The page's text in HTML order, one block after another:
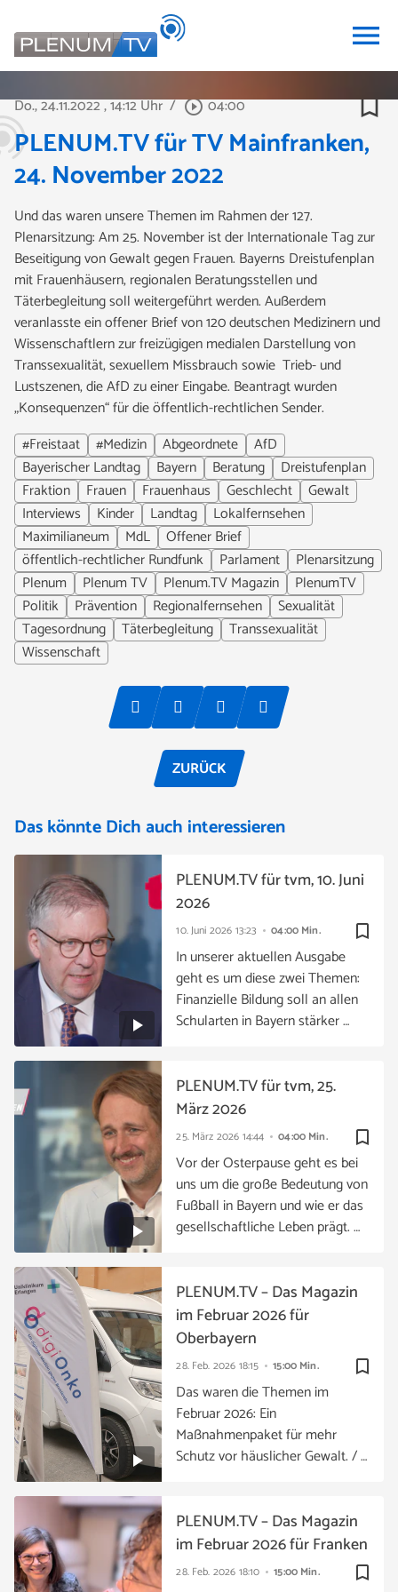
menu
Do., 24.11.2022, 14:12 Uhr / play_circle_outline04:00 bookmark_border
PLENUM.TV für TV Mainfranken,
24. November 2022
Und das waren unsere Themen im Rahmen der 127.
Plenarsitzung: Am 25. November ist der Internationale Tag zur
Beseitigung von Gewalt gegen Frauen. Bayerns Dreistufenplan
mit Frauenhäusern, regionalen Beratungsstellen und
Täterbegleitung soll weitergeführt werden. Außerdem
veranlasste ein offener Brief von 120 deutschen Medizinern und
Wissenschaftlern zur freizügigen medialen Darstellung von
Transsexualität, sexuellem Missbrauch sowie Trieb- und
Lustszenen, die AfD zu einer Eingabe. Beantragt wurden
„Konsequenzen“ für die öffentlich-rechtlichen Sender.
#Freistaat
#Medizin Abgeordnete
AfD
Bayerischer Landtag
Bayern Beratung
Dreistufenplan
Fraktion
Frauen Frauenhaus Geschlecht
Gewalt
Interviews
Kinder Landtag
Lokalfernsehen
Maximilianeum
MdL
Offener Brief
öffentlich-rechtlicher Rundfunk
Parlament
Plenarsitzung
Plenum
Plenum TV Plenum.TV Magazin
PlenumTV
Politik
Prävention Regionalfernsehen
Sexualität
Tagesordnung
Täterbegleitung
Transsexualität
Wissenschaft
ZURÜCK
Das könnte Dich auch interessieren
bookmark_border
10. Juni 2026 13:23 04:00 Min.
PLENUM.TV für tvm, 10. Juni
2026
In unserer aktuellen Ausgabe
geht es um diese zwei Themen:
Finanzielle Bildung soll an allen
Schularten in Bayern stärker …
bookmark_border
25. März 2026 14:44 04:00 Min.
PLENUM.TV für tvm, 25.
März 2026
Vor der Osterpause geht es bei
uns um die große Bedeutung von
Fußball in Bayern und wie er das
gesellschaftliche Leben prägt. …
bookmark_border
28. Feb. 2026 18:15 15:00 Min.
PLENUM.TV – Das Magazin
im Februar 2026 für
Oberbayern
Das waren die Themen im
Februar 2026: Ein
Maßnahmenpaket für mehr
Schutz vor häuslicher Gewalt. / …
bookmark_border
28. Feb. 2026 18:10 15:00 Min.
PLENUM.TV – Das Magazin
im Februar 2026 für Franken